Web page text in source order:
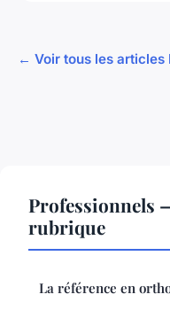
← Voir tous les articles
Professionnels
rubrique
La référence en